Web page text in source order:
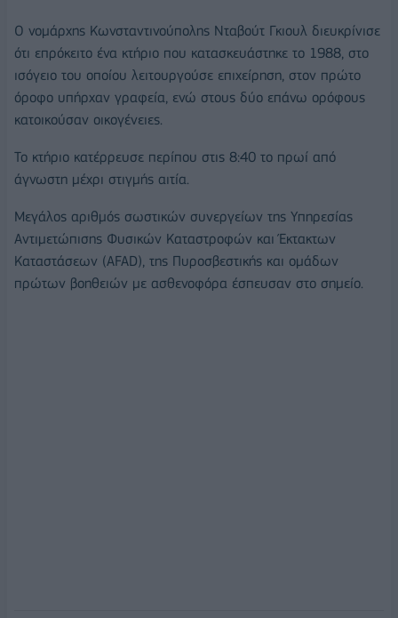
Ο νομάρχης Κωνσταντινούπολης Νταβούτ Γκιουλ διευκρίνισε
ότι επρόκειτο ένα κτήριο που κατασκευάστηκε το 1988, στο
ισόγειο του οποίου λειτουργούσε επιχείρηση, στον πρώτο
όροφο υπήρχαν γραφεία, ενώ στους δύο επάνω ορόφους
κατοικούσαν οικογένειες.
Το κτήριο κατέρρευσε περίπου στις 8:40 το πρωί από
άγνωστη μέχρι στιγμής αιτία.
Μεγάλος αριθμός σωστικών συνεργείων της Υπηρεσίας
Αντιμετώπισης Φυσικών Καταστροφών και Έκτακτων
Καταστάσεων (AFAD), της Πυροσβεστικής και ομάδων
πρώτων βοηθειών με ασθενοφόρα έσπευσαν στο σημείο.